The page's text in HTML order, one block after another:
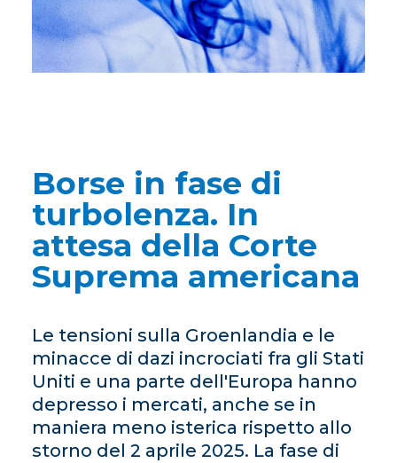
Borse in fase di
turbolenza. In
attesa della Corte
Suprema americana
Le tensioni sulla Groenlandia e le
minacce di dazi incrociati fra gli Stati
Uniti e una parte dell'Europa hanno
depresso i mercati, anche se in
maniera meno isterica rispetto allo
storno del 2 aprile 2025. La fase di